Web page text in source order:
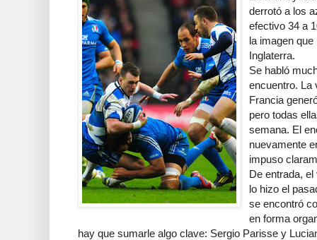
derrotó a los
efectivo 34 a
la imagen
Inglaterra.
Se habló
encuentro. La
Francia
pero todas
semana. El
nuevamente
impuso
De entrada,
lo hizo el
se encontró
en forma
hay que sumarle algo clave: Sergio Parisse y